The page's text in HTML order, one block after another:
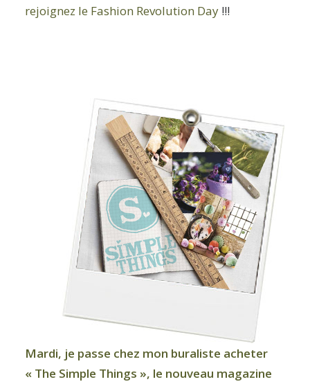
rejoignez le Fashion Revolution Day !!!
Mardi, je passe chez mon buraliste acheter
« The Simple Things », le nouveau magazine